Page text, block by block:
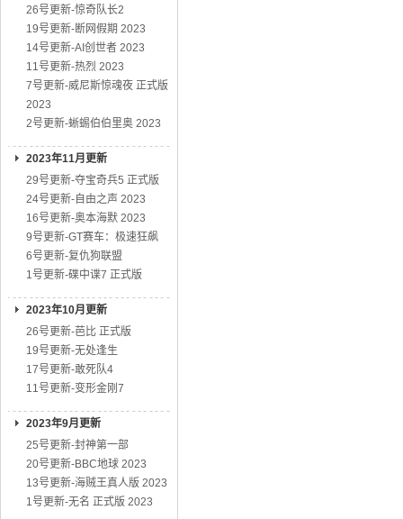
26号更新-惊奇队长2
19号更新-断网假期 2023
14号更新-AI创世者 2023
11号更新-热烈 2023
7号更新-威尼斯惊魂夜 正式版
2023
2号更新-蜥蜴伯伯里奥 2023
2023年11月更新
29号更新-夺宝奇兵5 正式版
24号更新-自由之声 2023
16号更新-奥本海默 2023
9号更新-GT赛车：极速狂飙
6号更新-复仇狗联盟
1号更新-碟中谍7 正式版
2023年10月更新
26号更新-芭比 正式版
19号更新-无处逢生
17号更新-敢死队4
11号更新-变形金刚7
2023年9月更新
25号更新-封神第一部
20号更新-BBC地球 2023
13号更新-海贼王真人版 2023
1号更新-无名 正式版 2023